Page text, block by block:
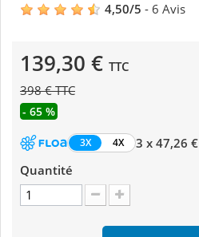
4,50/5 - 6 Avis
139,30 € TTC
398 € TTC
- 65 %
3X 4X
3 x 47,26 €
Quantité